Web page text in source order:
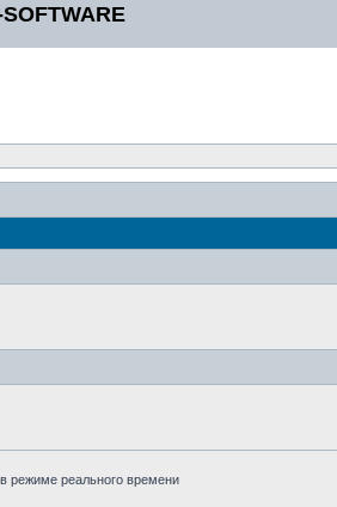
режиме реального времени